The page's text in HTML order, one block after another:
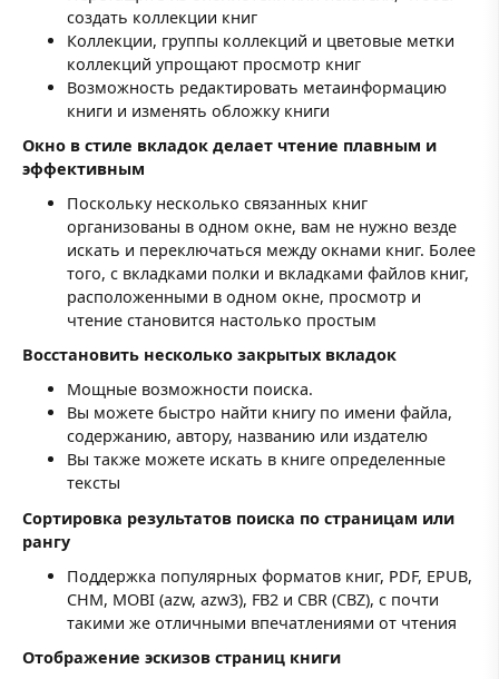
создать коллекции книг
Коллекции, группы коллекций и цветовые метки
коллекций упрощают просмотр книг
Возможность редактировать метаинформацию
книги и изменять обложку книги
Окно в стиле вкладок делает чтение плавным и
эффективным
Поскольку несколько связанных книг
организованы в одном окне, вам не нужно везде
искать и переключаться между окнами книг. Более
того, с вкладками полки и вкладками файлов книг,
расположенными в одном окне, просмотр и
чтение становится настолько простым
Восстановить несколько закрытых вкладок
Мощные возможности поиска.
Вы можете быстро найти книгу по имени файла,
содержанию, автору, названию или издателю
Вы также можете искать в книге определенные
тексты
Сортировка результатов поиска по страницам или
рангу
Поддержка популярных форматов книг, PDF, EPUB,
CHM, MOBI (azw, azw3), FB2 и CBR (CBZ), с почти
такими же отличными впечатлениями от чтения
Отображение эскизов страниц книги